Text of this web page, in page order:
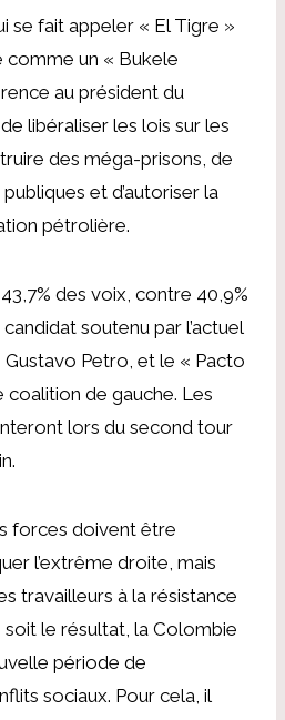
se fait appeler « El Tigre »
comme un « Bukele
au président du
libéraliser les lois sur les
des méga-prisons, de
et d’autoriser la
pétrolière.
des voix, contre 40,9%
soutenu par l’actuel
Petro, et le « Pacto
coalition de gauche. Les
lors du second tour
forces doivent être
l’extrême droite, mais
travailleurs à la résistance
soit le résultat, la Colombie
période de
sociaux. Pour cela, il